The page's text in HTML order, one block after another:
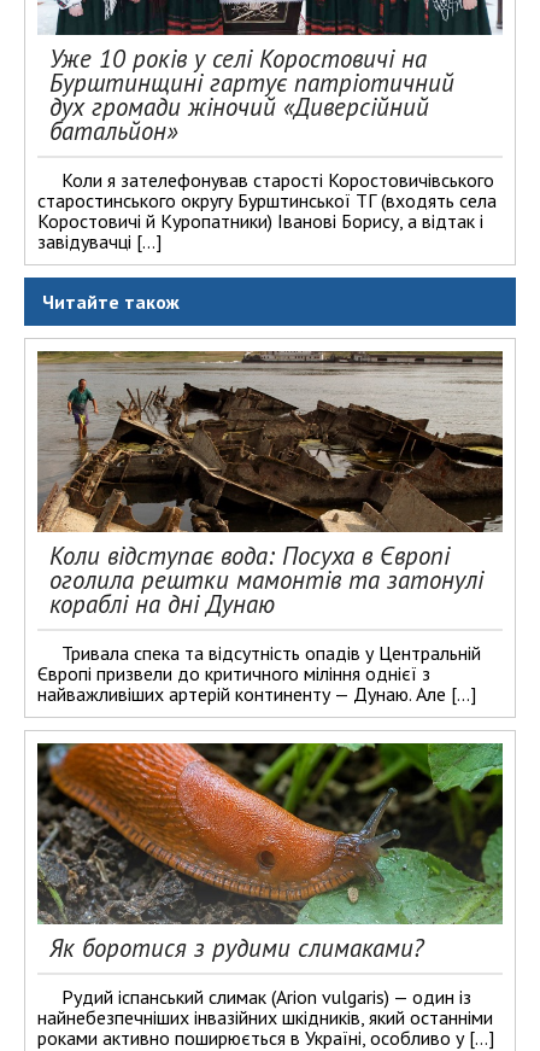
Уже 10 років у селі Коростовичі на
Бурштинщині гартує патріотичний
дух громади жіночий «Диверсійний
батальйон»
Коли я зателефонував старості Коростовичівського
старостинського округу Бурштинської ТГ (входять села
Коростовичі й Куропатники) Іванові Борису, а відтак і
завідувачці […]
Читайте також
Коли відступає вода: Посуха в Європі
оголила рештки мамонтів та затонулі
кораблі на дні Дунаю
Тривала спека та відсутність опадів у Центральній
Європі призвели до критичного міління однієї з
найважливіших артерій континенту — Дунаю. Але […]
Як боротися з рудими слимаками?
Рудий іспанський слимак (Arion vulgaris) — один із
найнебезпечніших інвазійних шкідників, який останніми
роками активно поширюється в Україні, особливо у […]